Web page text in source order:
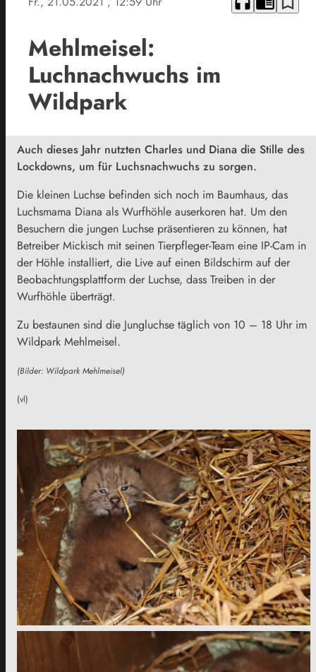
Mehlmeisel:
Luchnachwuchs im
Wildpark
Auch dieses Jahr nutzten Charles und Diana die Stille des
Lockdowns, um für Luchsnachwuchs zu sorgen.
Die kleinen Luchse befinden sich noch im Baumhaus, das
Luchsmama Diana als Wurfhöhle auserkoren hat. Um den
Besuchern die jungen Luchse präsentieren zu können, hat
Betreiber Mickisch mit seinen Tierpfleger-Team eine IP-Cam in
der Höhle installiert, die Live auf einen Bildschirm auf der
Beobachtungsplattform der Luchse, dass Treiben in der
Wurfhöhle überträgt.
Zu bestaunen sind die Jungluchse täglich von 10 – 18 Uhr im
Wildpark Mehlmeisel.
(Bilder: Wildpark Mehlmeisel)
(vl)